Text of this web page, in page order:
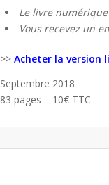
Le livre
Vous recevez un
>>Acheter la version
Septembre 2018
83 pages – 10€ TTC